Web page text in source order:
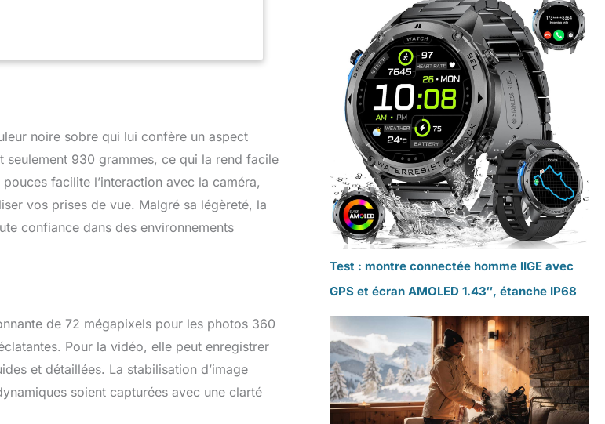
votre angle préféré en post-production dans
créativité ! Mode Mono-objectif 4K :
Obtenez une super résolution en 4K à
à la troisième personne ! L'objectif 360 fait
de vos images pour des séquences
noire sobre qui lui confère un aspect
930 grammes, ce qui la rend facile
facilite l’interaction avec la caméra,
vos prises de vue. Malgré sa légèreté, la
confiance dans des environnements
de 72 mégapixels pour les photos 360
Pour la vidéo, elle peut enregistrer
et détaillées. La stabilisation d’image
soient capturées avec une clarté
Test : montre connectée homme lIGE avec
GPS et écran AMOLED 1.43″, étanche IP68